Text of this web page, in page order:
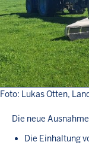
Foto: Lukas Otten,
Die neue
Die Einhaltung